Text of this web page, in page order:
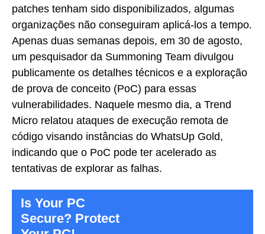
patches tenham sido disponibilizados, algumas
organizações não conseguiram aplicá-los a tempo.
Apenas duas semanas depois, em 30 de agosto,
um pesquisador da Summoning Team divulgou
publicamente os detalhes técnicos e a exploração
de prova de conceito (PoC) para essas
vulnerabilidades. Naquele mesmo dia, a Trend
Micro relatou ataques de execução remota de
código visando instâncias do WhatsUp Gold,
indicando que o PoC pode ter acelerado as
tentativas de explorar as falhas.
Is Your PC
Secure? Protect